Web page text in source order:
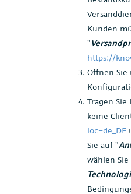
Kunden
"
https://
Öffnen
Tragen
keine
loc=de_DE
Sie auf "
wählen Sie